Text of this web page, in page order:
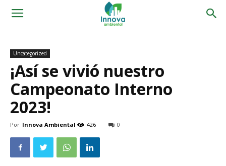
Uncategorized
¡Así se vivió nuestro
Campeonato Interno
2023!
Por Innova Ambiental 426 0